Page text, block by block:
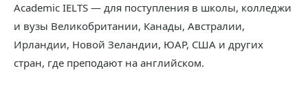
Academic IELTS — для поступления в школы, колледжи
и вузы Великобритании, Канады, Австралии,
Ирландии, Новой Зеландии, ЮАР, США и других
стран, где преподают на английском.